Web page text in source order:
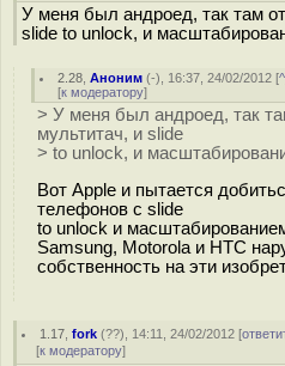
У меня был андроед, так там
slide to unlock, и
2.28 ,Аноним (-), 16:37, 24/02/2012 [^
[к модератору]
> У меня был андроед, так
мультитач, и slide
> to unlock, и
Вот Apple и пытается
телефонов с slide
to unlock и
Samsung, Motorola и HTC
собственность на эти
1.17 ,fork (??), 14:11, 24/02/2012 [
[к модератору]